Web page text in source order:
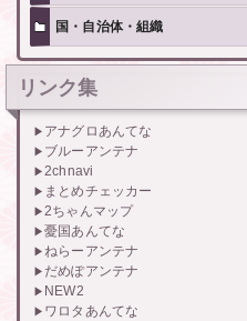
国・自治体・組織
リンク集
アナグロあんてな
ブルーアンテナ
2chnavi
まとめチェッカー
2ちゃんマップ
憂国あんてな
ねらーアンテナ
だめぽアンテナ
NEW2
ワロタあんてな